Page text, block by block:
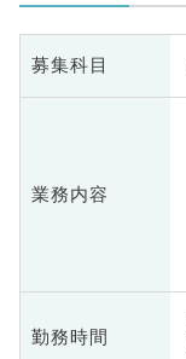
募集科目
業務内容
勤務時間